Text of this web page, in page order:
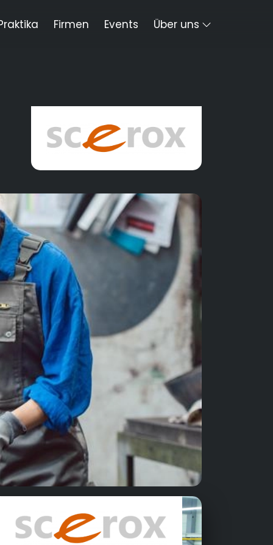
Firmen Events Über uns